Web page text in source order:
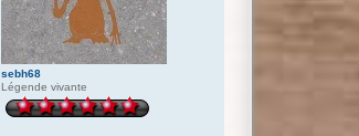
sebh68
Légende vivante